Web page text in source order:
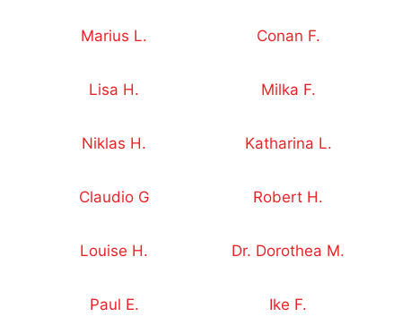
Marius L. Conan F.
Lisa H. Milka F.
Niklas H. Katharina L.
Claudio G Robert H.
Louise H. Dr. Dorothea M.
Paul E. Ike F.